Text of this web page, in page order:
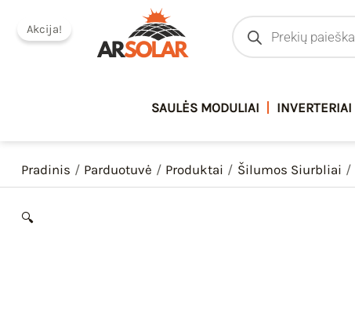
prie
Products
search
SAULĖS MODULIAI INVERTERIAI
Pradinis Parduotuvė Produktai Šilumos Siurbliai
Akcija!
🔍